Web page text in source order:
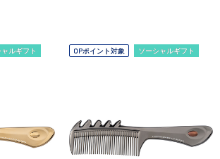
ルギフト OPポイント対象 ソーシャルギフト